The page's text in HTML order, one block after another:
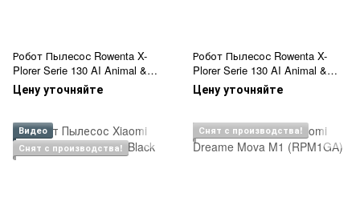
Робот Пылесос Rowenta X-
Plorer Serie 130 AI Animal &
Allergy White (RR9077WH)
Цену уточняйте
Робот Пылесос Rowenta X-
Plorer Serie 130 AI Animal &
Allergy Black (RR9075WH)
Цену уточняйте
Видео
Снят с производства!
Снят с производства!